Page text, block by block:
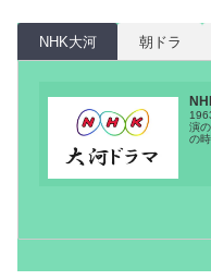
NHK大河 朝ドラ
演
の